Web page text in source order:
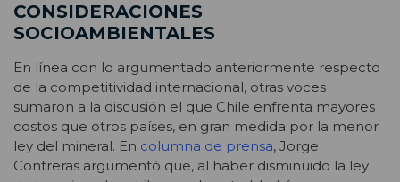
CONSIDERACIONES
SOCIOAMBIENTALES
En línea con lo argumentado anteriormente respecto
de la competitividad internacional, otras voces
sumaron a la discusión el que Chile enfrenta mayores
costos que otros países, en gran medida por la menor
ley del mineral. En columna de prensa, Jorge
Contreras argumentó que, al haber disminuido la ley